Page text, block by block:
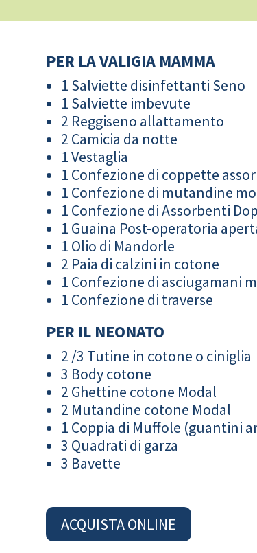
PER LA VALIGIA MAMMA
1 Salviette disinfettanti Seno
1 Salviette imbevute
2 Reggiseno allattamento
2 Camicia da notte
1 Vestaglia
1 Confezione di coppette
1 Confezione di mutandine
1 Confezione di Assorbenti
1 Guaina Post-operatoria
1 Olio di Mandorle
2 Paia di calzini in cotone
1 Confezione di asciugamani
1 Confezione di traverse
PER IL NEONATO
2 /3 Tutine in cotone o ciniglia
3 Body cotone
2 Ghettine cotone Modal
2 Mutandine cotone Modal
1 Coppia di Muffole (guantini
3 Quadrati di garza
3 Bavette
ACQUISTA ONLINE